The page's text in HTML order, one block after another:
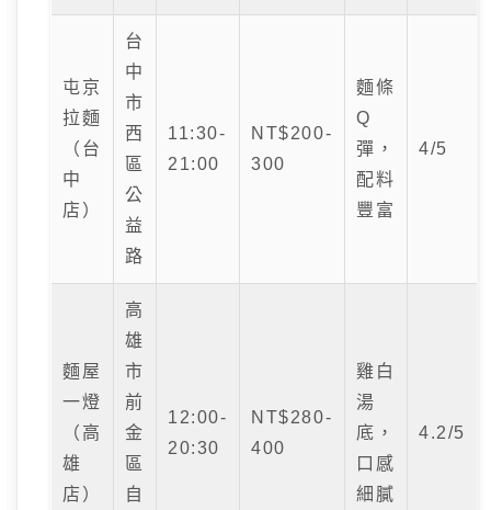
屯京
拉麵
（台
中
店）
台
中
市
西
區
公
益
路
11:30-
21:00
NT$200-
300
麵條
Q
彈，
配料
豐富
4/5
麵屋
一燈
（高
雄
店）
高
雄
市
前
金
區
自
12:00-
20:30
NT$280-
400
雞白
湯
底，
口感
細膩
4.2/5